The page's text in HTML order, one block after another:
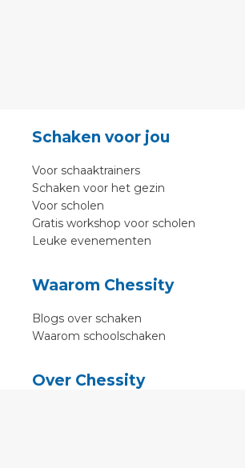
Schaken voor jou
Voor schaaktrainers
Schaken voor het gezin
Voor scholen
Gratis workshop voor scholen
Leuke evenementen
Waarom Chessity
Blogs over schaken
Waarom schoolschaken
Over Chessity